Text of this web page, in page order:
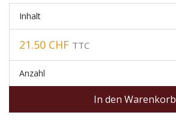
Inhalt
21.50 CHF TTC
Anzahl
In den Warenkorb